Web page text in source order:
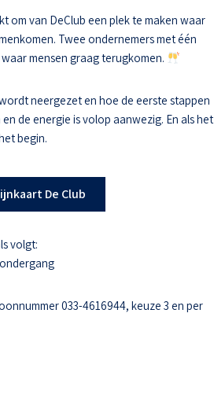
om van DeClub een plek te maken waar
Twee ondernemers met één
mensen graag terugkomen.
neergezet en hoe de eerste stappen
de energie is volop aanwezig. En als het
begin.
De Club
volgt:
033-4616944, keuze 3 en per